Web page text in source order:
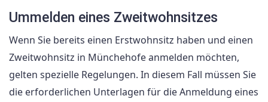
Ummelden eines Zweitwohnsitzes
Wenn Sie bereits einen Erstwohnsitz haben und einen
Zweitwohnsitz in Münchehofe anmelden möchten,
gelten spezielle Regelungen. In diesem Fall müssen Sie
die erforderlichen Unterlagen für die Anmeldung eines